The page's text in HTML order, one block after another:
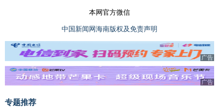
本网官方微信
中国新闻网海南版权及免责声明
广告
广告
专题推荐